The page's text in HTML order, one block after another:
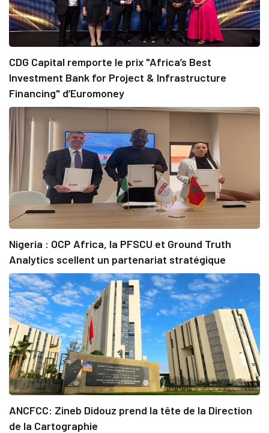
CDG Capital remporte le prix "Africa’s Best
Investment Bank for Project & Infrastructure
Financing" d’Euromoney
Nigeria : OCP Africa, la PFSCU et Ground Truth
Analytics scellent un partenariat stratégique
ANCFCC: Zineb Didouz prend la tête de la Direction
de la Cartographie